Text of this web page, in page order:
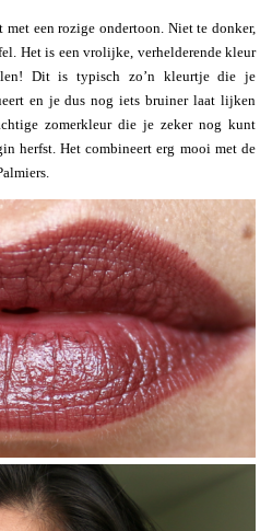
een rozige ondertoon. Niet te donker,
Het is een vrolijke, verhelderende kleur
Dit is typisch zo’n kleurtje die je
en je dus nog iets bruiner laat lijken
zomerkleur die je zeker nog kunt
herfst. Het combineert erg mooi met de